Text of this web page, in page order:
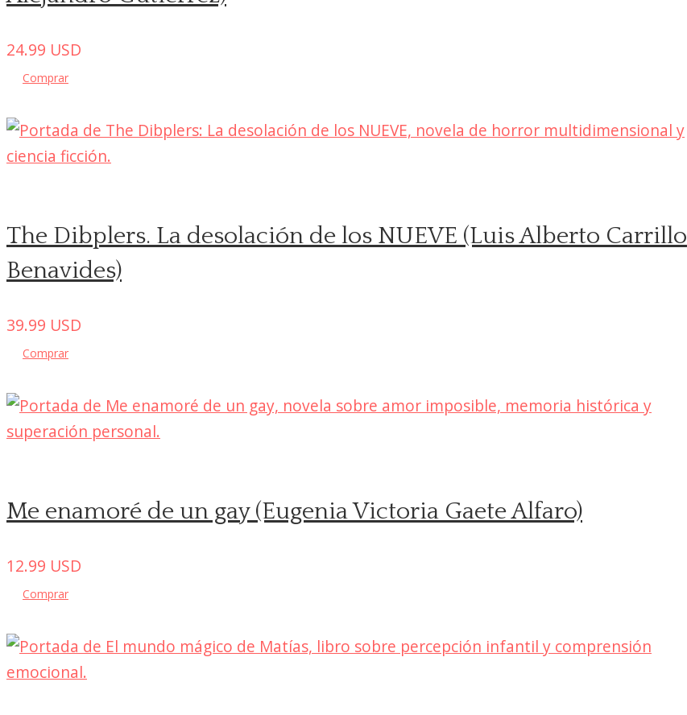
24.99 USD
Comprar
The Dibplers. La desolación de los NUEVE (Luis Alberto Carrillo
Benavides)
39.99 USD
Comprar
Me enamoré de un gay (Eugenia Victoria Gaete Alfaro)
12.99 USD
Comprar